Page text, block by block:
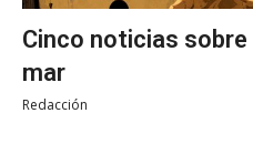
Cinco noticias sobre
mar
Redacción